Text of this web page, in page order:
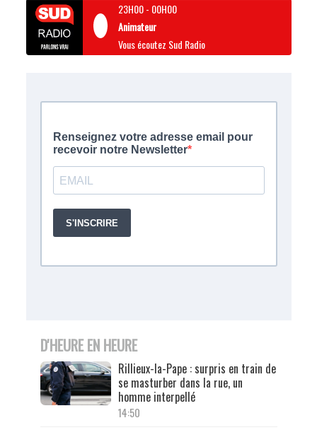
23H00- 00H00
Animateur
Vous écoutez Sud Radio
D'HEURE EN HEURE
Rillieux-la-Pape : surpris en train de
se masturber dans la rue, un
homme interpellé
14:50